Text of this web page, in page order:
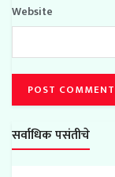
Website
सर्वाधिक पसंतीचे